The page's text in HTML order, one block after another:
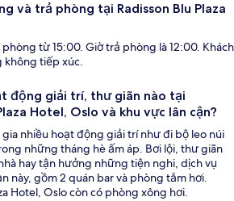
và trả phòng tại Radisson Blu Plaza
từ 15:00. Giờ trả phòng là 12:00. Khách
không tiếp xúc.
động giải trí, thư giãn nào tại
Hotel, Oslo và khu vực lân cận?
gia nhiều hoạt động giải trí như đi bộ leo núi
những tháng hè ấm áp. Bơi lội, thư giãn
hay tận hưởng những tiện nghi, dịch vụ
này, gồm 2 quán bar và phòng tắm hơi.
Hotel, Oslo còn có phòng xông hơi.